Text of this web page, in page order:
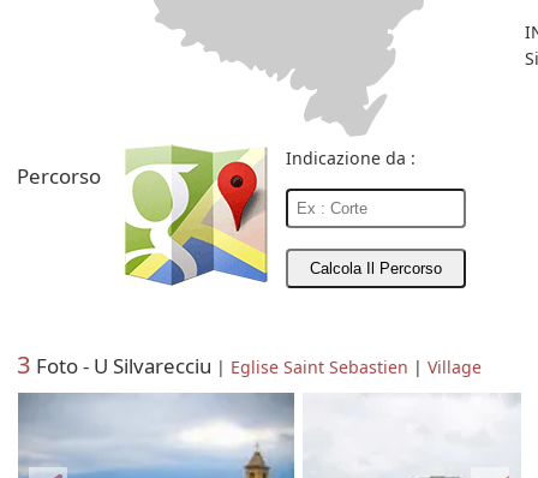
Percorso
Indicazione da :
3 Foto - U Silvarecciu | Eglise Saint Sebastien |Village